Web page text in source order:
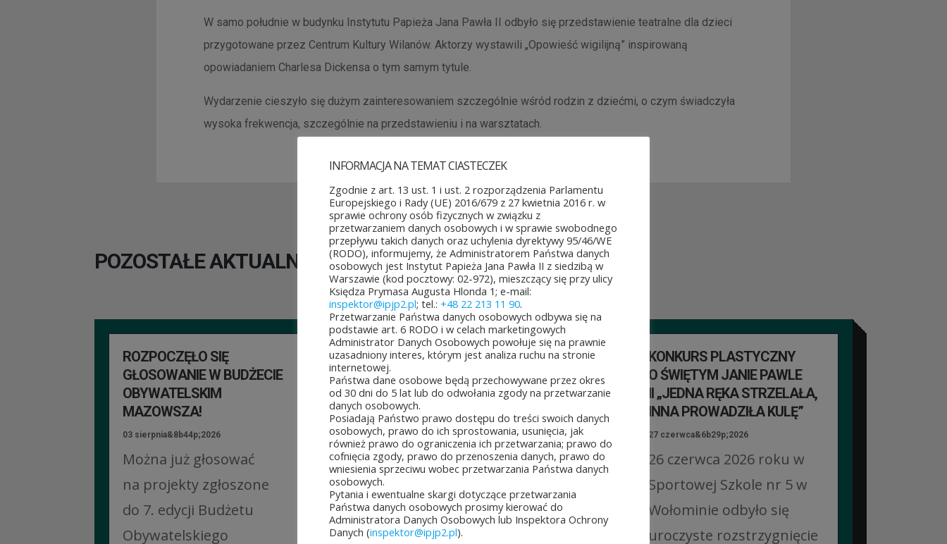
W samo południe w budynku Instytutu Papieża Jana Pawła II odbyło się przedstawienie teatralne dla dzieci
przygotowane przez Centrum Kultury Wilanów. Aktorzy wystawili „Opowieść wigilijną” inspirowaną
opowiadaniem Charlesa Dickensa o tym samym tytule.
Wydarzenie cieszyło się dużym zainteresowaniem szczególnie wśród rodzin z dziećmi, o czym świadczyła
wysoka frekwencja, szczególnie na przedstawieniu i na warsztatach.
POZOSTAŁE AKTUALNOŚCI
ROZPOCZĘŁO SIĘ
GŁOSOWANIE W BUDŻECIE
OBYWATELSKIM
MAZOWSZA!
03 sierpnia&8b44p;2026
Można już głosować
na projekty zgłoszone
do 7. edycji Budżetu
Obywatelskiego
JUBILEUSZOWE XXV
MISTRZOSTWA POLSKI
DUCHOWIEŃSTWA
W SZACHACH
KLASYCZNYCH.
10 lipca&7b19p;2026
W dniach 6–10 lipca 2026
r. w Collegium Marianum
w Pelplinie odbyły się
KONKURS PLASTYCZNY
O ŚWIĘTYM JANIE PAWLE
II „JEDNA RĘKA STRZELAŁA,
INNA PROWADZIŁA KULĘ”
27 czerwca&6b29p;2026
26 czerwca 2026 roku w
Sportowej Szkole nr 5 w
Wołominie odbyło się
uroczyste rozstrzygnięcie
INFORMACJA NA TEMAT CIASTECZEK
Zgodnie z art. 13 ust. 1 i ust. 2 rozporządzenia Parlamentu
Europejskiego i Rady (UE) 2016/679 z 27 kwietnia 2016 r. w
sprawie ochrony osób fizycznych w związku z
przetwarzaniem danych osobowych i w sprawie swobodnego
przepływu takich danych oraz uchylenia dyrektywy 95/46/WE
(RODO), informujemy, że Administratorem Państwa danych
osobowych jest Instytut Papieża Jana Pawła II z siedzibą w
Warszawie (kod pocztowy: 02-972), mieszczący się przy ulicy
Księdza Prymasa Augusta Hlonda 1; e-mail:
inspektor@ipjp2.pl; tel.: +48 22 213 11 90.
Przetwarzanie Państwa danych osobowych odbywa się na
podstawie art. 6 RODO i w celach marketingowych
Administrator Danych Osobowych powołuje się na prawnie
uzasadniony interes, którym jest analiza ruchu na stronie
internetowej.
Państwa dane osobowe będą przechowywane przez okres
od 30 dni do 5 lat lub do odwołania zgody na przetwarzanie
danych osobowych.
Posiadają Państwo prawo dostępu do treści swoich danych
osobowych, prawo do ich sprostowania, usunięcia, jak
również prawo do ograniczenia ich przetwarzania; prawo do
cofnięcia zgody, prawo do przenoszenia danych, prawo do
wniesienia sprzeciwu wobec przetwarzania Państwa danych
osobowych.
Pytania i ewentualne skargi dotyczące przetwarzania
Państwa danych osobowych prosimy kierować do
Administratora Danych Osobowych lub Inspektora Ochrony
Danych (inspektor@ipjp2.pl).